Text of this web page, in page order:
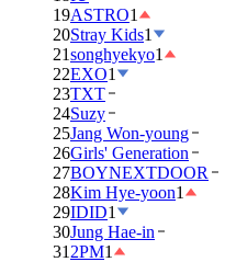
19ASTRO1
20Stray Kids1
21songhyekyo1
22EXO1
23TXT
24Suzy
25Jang Won-young
26Girls' Generation
27BOYNEXTDOOR
28Kim Hye-yoon1
29IDID1
30Jung Hae-in
31 2PM1